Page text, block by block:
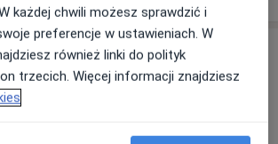
każdej chwili możesz sprawdzić i
preferencje w ustawieniach. W
również linki do polityk
trzecich. Więcej informacji znajdziesz